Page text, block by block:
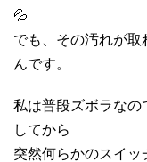
💦
でも、その汚れが取
んです。
私は普段ズボラなの
してから
突然何らかのスイッ